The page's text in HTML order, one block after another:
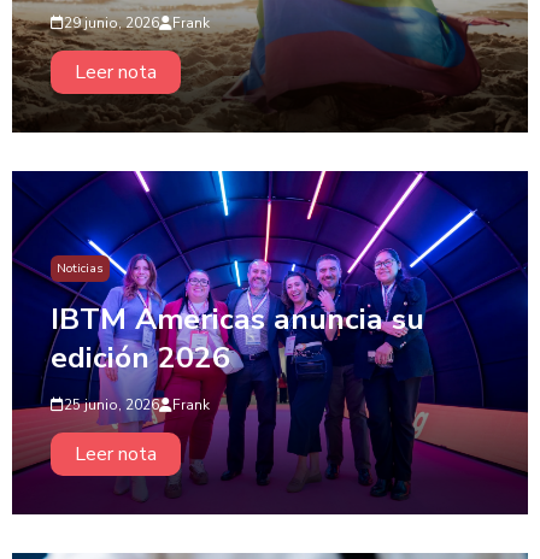
29 junio, 2026 Frank
Leer nota
Noticias
IBTM Americas anuncia su
edición 2026
25 junio, 2026 Frank
Leer nota